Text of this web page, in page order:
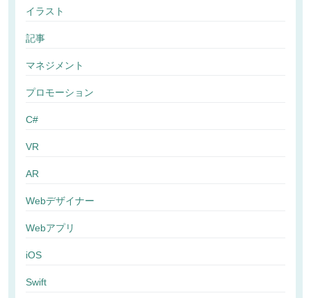
イラスト
記事
マネジメント
プロモーション
C#
VR
AR
Webデザイナー
Webアプリ
iOS
Swift